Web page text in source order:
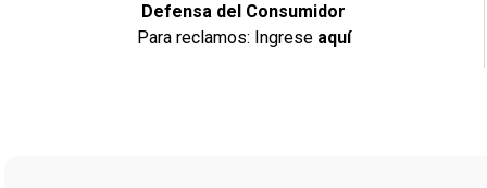
Defensa del Consumidor
Para reclamos: Ingrese aquí